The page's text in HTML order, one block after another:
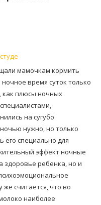
мамочкам кормить
время суток только
как плюсы ночных
на сугубо
нужно, но только
его специально для
эффект ночные
здоровье ребенка, но и
считается, что во
наиболее